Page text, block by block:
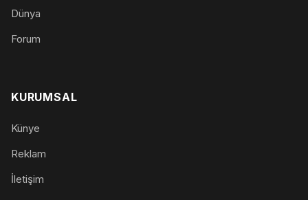
Dünya
Forum
KURUMSAL
Künye
Reklam
İletişim